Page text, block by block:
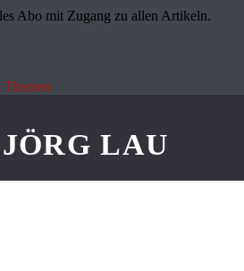
Abo mit Zugang zu allen Artikeln.
JÖRG LAU